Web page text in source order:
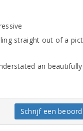
straight out of a
an beautifully
Schrijf een